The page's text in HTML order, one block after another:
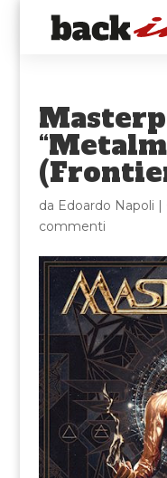
da Edoardo Napoli |
commenti